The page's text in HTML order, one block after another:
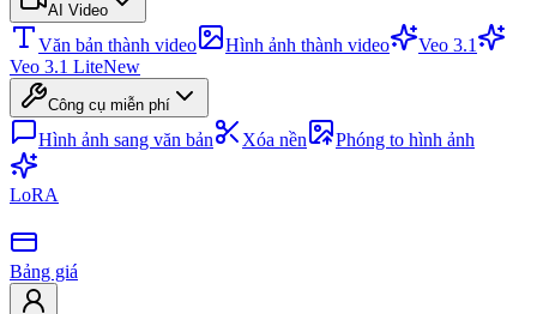
AI Video
Văn bản thành video Hình ảnh thành video
Veo 3.1
Veo 3.1 LiteNew
Công cụ miễn phí
Hình ảnh sang văn bản Xóa nền Phóng to hình ảnh
LoRA
Bảng giá